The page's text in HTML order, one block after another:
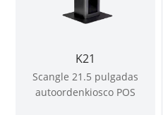
K21
Scangle 21.5 pulgadas
autoordenkiosco POS